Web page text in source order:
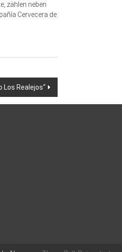
zählen neben
Cervecera de
Los Realejos“